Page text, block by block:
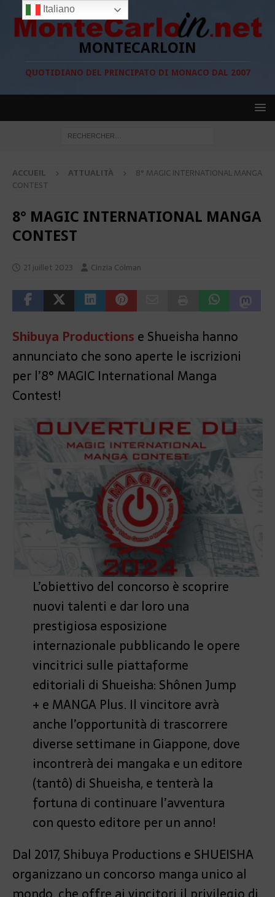
MONTECARLOIN
QUOTIDIANO DEL PRINCIPATO DI MONACO DAL 2007
ACCUEIL ATTUALITÀ
8° MAGIC INTERNATIONAL MANGA
CONTEST
8° MAGIC INTERNATIONAL MANGA
CONTEST
21 juillet 2023 Cinzia Colman
Shibuya Productions e Shueisha hanno
annunciato che sono aperte le iscrizioni
per l’8° MAGIC International Manga
Contest!
L’obiettivo del concorso è scoprire
nuovi talenti e dar loro una
prestigiosa esposizione
internazionale pubblicando le opere
vincitrici sulle piattaforme
editoriali di Shueisha: Shônen Jump
+ e MANGA Plus. Il vincitore avrà
anche l’opportunità di trascorrere
diverse settimane in Giappone, dove
incontrerà dei mangaka e un editore
(tantô) di Shueisha, e tenterà la
fortuna di continuare l’avventura
con questo editore per un anno!
Dal 2017, Shibuya Productions e SHUEISHA
organizzano un concorso manga unico al
Italiano